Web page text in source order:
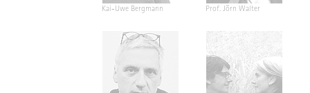
Kai-Uwe Bergmann Prof. Jörn Walter